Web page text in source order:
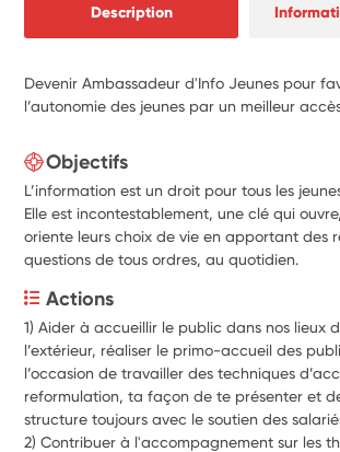
Description
Devenir Ambassadeur d'Info Jeunes pour
l’autonomie des jeunes par un meilleur
Objectifs
L’information est un droit pour tous les
Elle est incontestablement, une clé qui
oriente leurs choix de vie en apportant des
questions de tous ordres, au quotidien.
Actions
1) Aider à accueillir le public dans nos lieux
l’extérieur, réaliser le primo-accueil des
l’occasion de travailler des techniques
reformulation, ta façon de te présenter et
structure toujours avec le soutien des
2) Contribuer à l'accompagnement sur les